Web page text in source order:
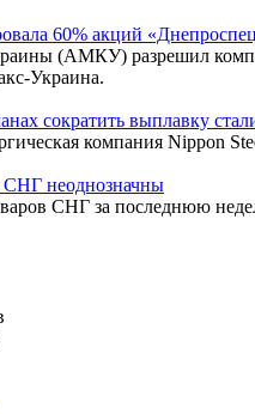
60% акций
(АМКУ) разрешил
Украина.
сократить выплавку
компания Nippon
СНГ неоднозначны
СНГ за последнюю